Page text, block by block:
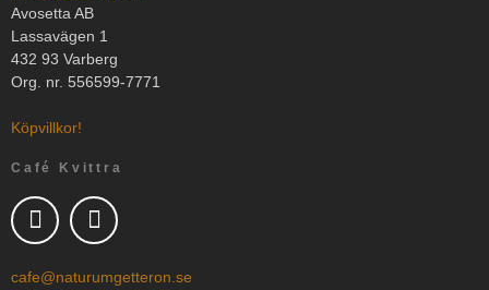
Avosetta AB
Lassavägen 1
432 93 Varberg
Org. nr. 556599-7771
Köpvillkor!
Café Kvittra
cafe@naturumgetteron.se